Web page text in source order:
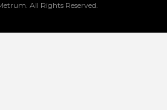
All Rights Reserved.